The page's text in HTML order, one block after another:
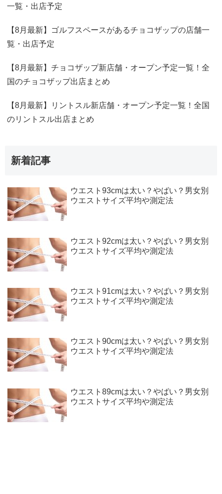
一覧・出店予定
【8月最新】ゴルフスペースがあるチョコザップの店舗一
覧・出店予定
【8月最新】チョコザップ新店舗・オープン予定一覧！全
国のチョコザップ出店まとめ
【8月最新】リントスル新店舗・オープン予定一覧！全国
のリントスル出店まとめ
新着記事
ウエスト93cmは太い？やばい？男女別
ウエストサイズ平均や測定法
ウエスト92cmは太い？やばい？男女別
ウエストサイズ平均や測定法
ウエスト91cmは太い？やばい？男女別
ウエストサイズ平均や測定法
ウエスト90cmは太い？やばい？男女別
ウエストサイズ平均や測定法
ウエスト89cmは太い？やばい？男女別
ウエストサイズ平均や測定法